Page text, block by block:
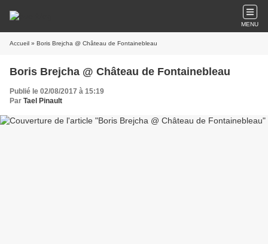
MENU
Accueil » Boris Brejcha @ Château de Fontainebleau
Boris Brejcha @ Château de Fontainebleau
Publié le 02/08/2017 à 15:19
Par Tael Pinault